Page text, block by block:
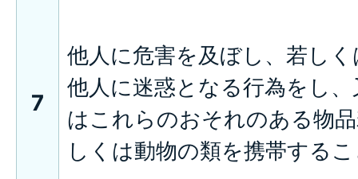
7
他人に危害を及ぼし、若しく
他人に迷惑となる行為をし、
はこれらのおそれのある物
しくは動物の類を携帯する